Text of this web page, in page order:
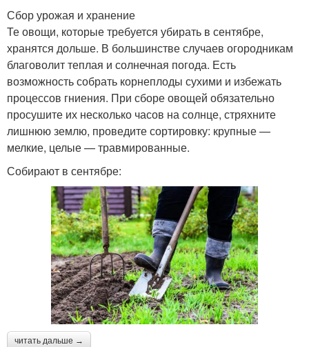
Сбор урожая и хранение
Те овощи, которые требуется убирать в сентябре,
хранятся дольше. В большинстве случаев огородникам
благоволит теплая и солнечная погода. Есть
возможность собрать корнеплоды сухими и избежать
процессов гниения. При сборе овощей обязательно
просушите их несколько часов на солнце, стряхните
лишнюю землю, проведите сортировку: крупные —
мелкие, целые — травмированные.
Собирают в сентябре:
читать дальше →